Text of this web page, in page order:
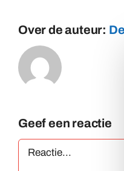
Over de auteur:
Geef een reactie
Reactie